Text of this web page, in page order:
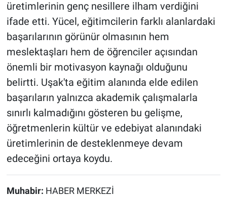
üretimlerinin genç nesillere ilham verdiğini
ifade etti. Yücel, eğitimcilerin farklı alanlardaki
başarılarının görünür olmasının hem
meslektaşları hem de öğrenciler açısından
önemli bir motivasyon kaynağı olduğunu
belirtti. Uşak'ta eğitim alanında elde edilen
başarıların yalnızca akademik çalışmalarla
sınırlı kalmadığını gösteren bu gelişme,
öğretmenlerin kültür ve edebiyat alanındaki
üretimlerinin de desteklenmeye devam
edeceğini ortaya koydu.
Muhabir: HABER MERKEZİ